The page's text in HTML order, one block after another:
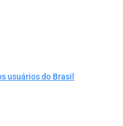
usuários do Brasil